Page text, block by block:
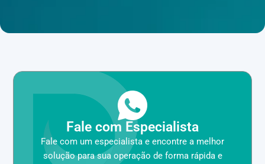
Fale com Especialista
Fale com um especialista e encontre a melhor
solução para sua operação de forma rápida e